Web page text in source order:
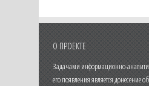
О ПРОЕКТЕ
Задачами информационно-
его появления является донесение